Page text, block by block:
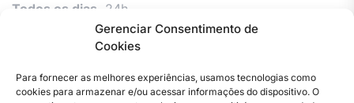
Gerenciar Consentimento de
Cookies
Para fornecer as melhores experiências, usamos tecnologias como
cookies para armazenar e/ou acessar informações do dispositivo. O
Todos os dias, 24h.